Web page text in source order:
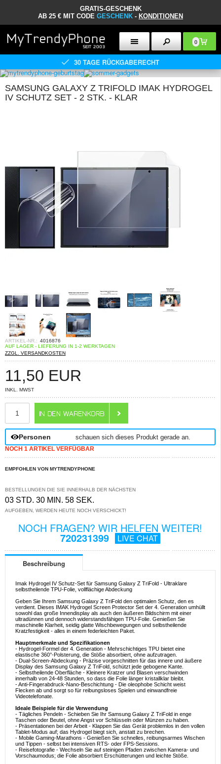
GRATIS-GESCHENK
AB 25 € MIT CODE GESCHENK - KONDITIONEN
0
30 TAGE RÜCKGABERECHT
SAMSUNG GALAXY Z TRIFOLD IMAK HYDROGEL
IV SCHUTZ SET - 2 STK. - KLAR
ARTIKEL-NR.: 4016876
AUF LAGER - LIEFERUNG IN 1-2 WERKTAGEN
ZZGL. VERSANDKOSTEN
11,50 EUR
INKL. MWST
Personen schauen sich dieses Produkt gerade an.
NOCH 1 ARTIKEL VERFÜGBAR
EMPFOHLEN VON MYTRENDYPHONE
BESTELLUNGEN DIE SIE INNERHALB DER NÄCHSTEN
03 STD. 30 MIN. 58 SEK.
AUFGEBEN, WERDEN HEUTE NOCH VERSCHICKT!
NOCH FRAGEN? WIR HELFEN WEITER!
720231399 LIVE CHAT
Beschreibung
Imak Hydrogel IV Schutz-Set für Samsung Galaxy Z TriFold - Ultraklare
selbstheilende TPU-Folie, vollflächige Abdeckung
Geben Sie Ihrem Samsung Galaxy Z TriFold den optimalen Schutz, den es
verdient. Dieses IMAK Hydrogel Screen Protector Set der 4. Generation umhüllt
sowohl das große Innendisplay als auch den äußeren Bildschirm mit einer
ultradünnen und dennoch widerstandsfähigen TPU-Folie. Genießen Sie
maschinelle Klarheit, seidig glatte Wischbewegungen und selbstheilende
Kratzfestigkeit - alles in einem federleichten Paket.
Hauptmerkmale und Spezifikationen
- Hydrogel-Formel der 4. Generation - Mehrschichtiges TPU bietet eine
elastische 360°-Polsterung, die Stöße absorbiert, ohne aufzutragen.
- Dual-Screen-Abdeckung - Präzise vorgeschnitten für das innere und äußere
Display des Samsung Galaxy Z TriFold, schützt jede gebogene Kante.
- Selbstheilende Oberfläche - Kleinere Kratzer und Blasen verschwinden
innerhalb von 24-48 Stunden, so dass die Folie länger kristallklar bleibt.
- Anti-Fingerabdruck-Nano-Beschichtung - Die oleophobe Schicht weist
Flecken ab und sorgt so für reibungsloses Spielen und einwandfreie
Videotelefonate.
Ideale Beispiele für die Verwendung
- Tägliches Pendeln - Schieben Sie Ihr Samsung Galaxy Z TriFold in enge
Taschen oder Beutel, ohne Angst vor Schlüsseln oder Münzen zu haben.
- Präsentationen bei der Arbeit - Klappen Sie das Gerät problemlos in den vollen
Tablet-Modus auf; das Hydrogel biegt sich, anstatt zu brechen.
- Mobile Gaming-Marathons - Genießen Sie schnelles, reibungsarmes Wischen
und Tippen - selbst bei intensiven RTS- oder FPS-Sessions.
- Reisefotografie - Wechseln Sie auf steinigen Pfaden zwischen Kamera- und
Vorschaumodus; die Folie absorbiert Erschütterungen und leichte Stöße.